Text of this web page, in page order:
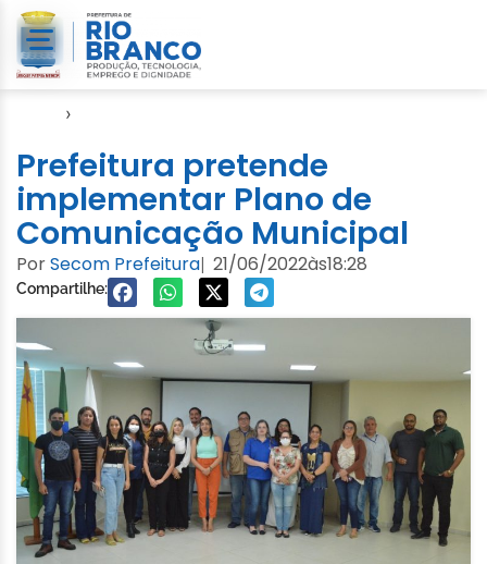
›
Prefeitura pretende
implementar Plano de
Comunicação Municipal
PorSecom Prefeitura| 21/06/2022às18:28
Compartilhe: